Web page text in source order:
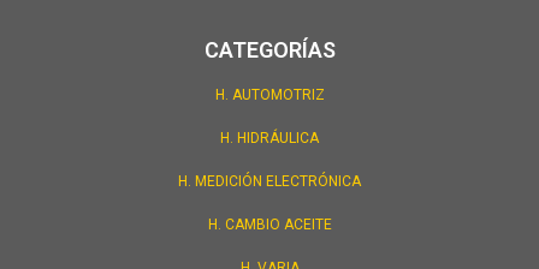
CATEGORÍAS
H. AUTOMOTRIZ
H. HIDRÁULICA
H. MEDICIÓN ELECTRÓNICA
H. CAMBIO ACEITE